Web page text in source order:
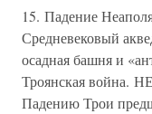
15. Падение
Средневековый
осадная башня и
Троянская
Падению Трои